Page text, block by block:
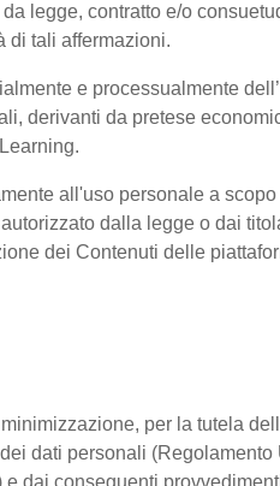
legge, contratto e/o
di tali affermazioni.
e processualmente
derivanti da pretese
all'uso personale a
dalla legge o dai
dei Contenuti delle
per la tutela
dati personali (Regolamento
dai conseguenti